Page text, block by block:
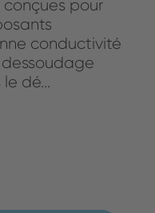
conçues pour
conductivité
dé...